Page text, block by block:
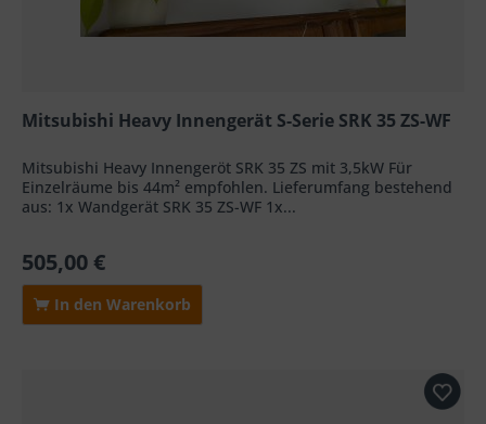
Mitsubishi Heavy Innengerät S-Serie SRK 35 ZS-WF
Mitsubishi Heavy Innengeröt SRK 35 ZS mit 3,5kW Für
Einzelräume bis 44m² empfohlen. Lieferumfang bestehend
aus: 1x Wandgerät SRK 35 ZS-WF 1x...
505,00 €
In den Warenkorb